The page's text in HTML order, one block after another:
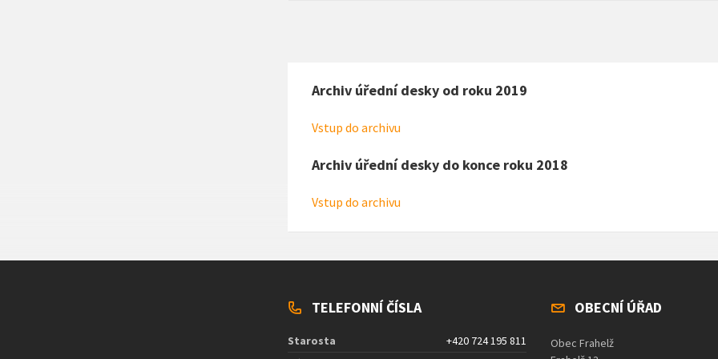
Archiv úřední desky od roku 2019
Vstup do archivu
Archiv úřední desky do konce roku 2018
Vstup do archivu
TELEFONNÍ ČÍSLA
Starosta
+420 724 195 811
OBECNÍ ÚŘAD
Obec Frahelž